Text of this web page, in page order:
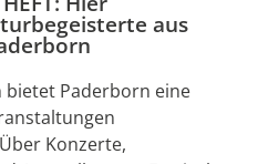
aus
bietet Paderborn eine
Konzerte,